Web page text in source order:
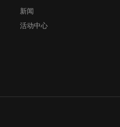
新闻
活动中心